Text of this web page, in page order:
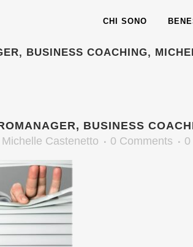
CHI SONO
BUSINESS COACHING,
BUSINESS
Michelle Castenetto 0 Comments 0